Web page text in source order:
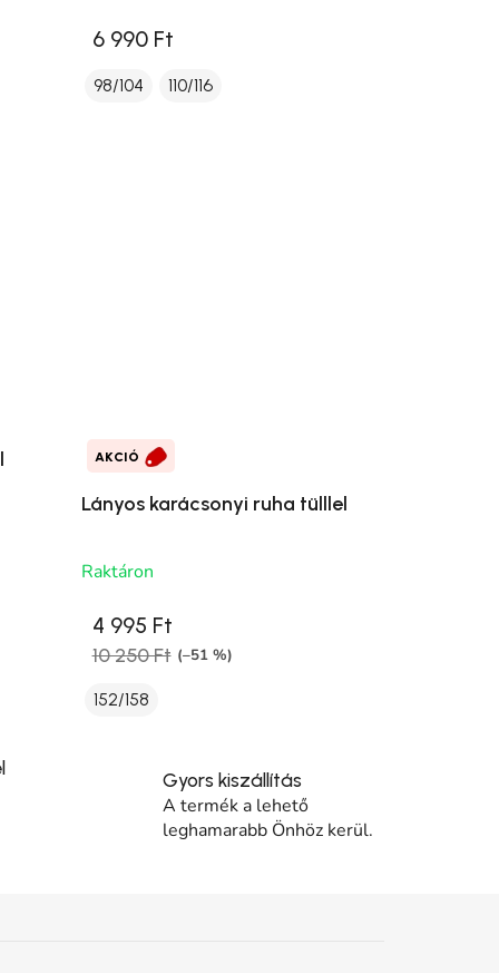
6 990 Ft
98/104 110/116
AKCIÓ
Lányos karácsonyi ruha tülllel
Raktáron
4 995 Ft
10 250 Ft (–51 %)
152/158
Gyors kiszállítás
A termék a lehető
leghamarabb Önhöz kerül.